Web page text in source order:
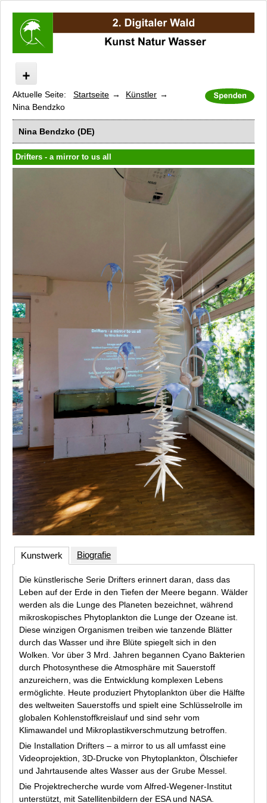
Digitaler Wald
Kunst Natur Wasser
Programm 2. Digitaler Wald
Künstler
Mohamed Hesham Amer
Sabine Maier
Thomas May
Makiko Nishikaze / Nikolaus Heyduck
Aarti Zaveri
Kataloge und Filme
Unterstützer und Sponsoren
Kooperationspartner
Presse
Internationaler Waldkunstpfad (Archiv)
Internationales Waldkunst Zentrum
Newsletter
Datenschutz
Kontakt
Impressum
Aktuelle Seite: Startseite
Künstler
Nina Bendzko
Nina Bendzko (DE)
Drifters - a mirror to us all
Kunstwerk Biografie
Die künstlerische Serie Drifters erinnert daran, dass das
Leben auf der Erde in den Tiefen der Meere begann. Wälder
werden als die Lunge des Planeten bezeichnet, während
mikroskopisches Phytoplankton die Lunge der Ozeane ist.
Diese winzigen Organismen treiben wie tanzende Blätter
durch das Wasser und ihre Blüte spiegelt sich in den
Wolken. Vor über 3 Mrd. Jahren begannen Cyano Bakterien
durch Photosynthese die Atmosphäre mit Sauerstoff
anzureichern, was die Entwicklung komplexen Lebens
ermöglichte. Heute produziert Phytoplankton über die Hälfte
des weltweiten Sauerstoffs und spielt eine Schlüsselrolle im
globalen Kohlenstoffkreislauf und sind sehr vom
Klimawandel und Mikroplastikverschmutzung betroffen.
Die Installation Drifters – a mirror to us all umfasst eine
Videoprojektion, 3D-Drucke von Phytoplankton, Ölschiefer
und Jahrtausende altes Wasser aus der Grube Messel.
Die Projektrecherche wurde vom Alfred-Wegener-Institut
unterstützt, mit Satellitenbildern der ESA und NASA.